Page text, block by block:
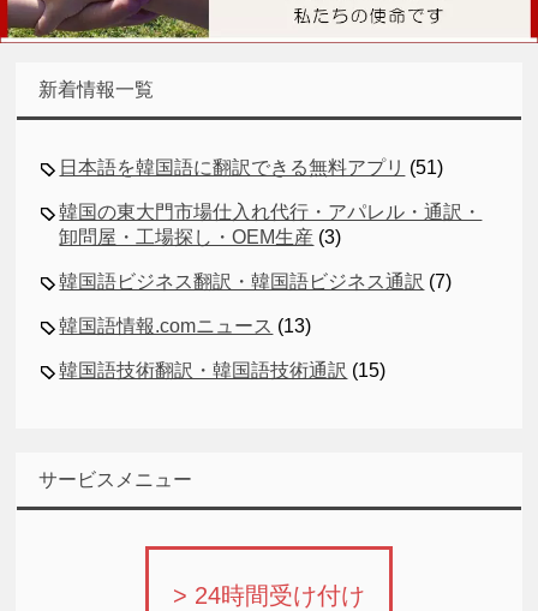
新着情報一覧
日本語を韓国語に翻訳できる無料アプリ (51)
韓国の東大門市場仕入れ代行・アパレル・通訳・
卸問屋・工場探し・OEM生産 (3)
韓国語ビジネス翻訳・韓国語ビジネス通訳 (7)
韓国語情報.comニュース (13)
韓国語技術翻訳・韓国語技術通訳 (15)
サービスメニュー
> 24時間受け付け